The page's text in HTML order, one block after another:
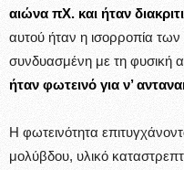
αιώνα πΧ. και ήταν
αυτού ήταν η ισορροπία
συνδυασμένη με τη φυσική
ήταν φωτεινό για ν’
Η φωτεινότητα
μολύβδου, υλικό